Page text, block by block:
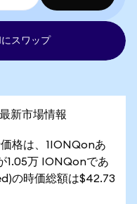
スワップ
市場情報
格は、1IONQonあ
1.05万 IONQonであ
の時価総額は$42.73